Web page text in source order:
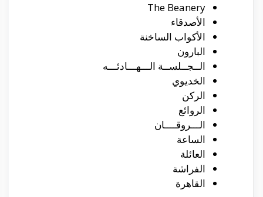
The Beanery
الأصدقاء
الأكواب الساخنة
البارون
الــجــلســة الـــهـــادئـــه
الخديوي
الركن
الروائع
الـــروقــــان
الساعة
العائلة
الفراشة
القاهرة